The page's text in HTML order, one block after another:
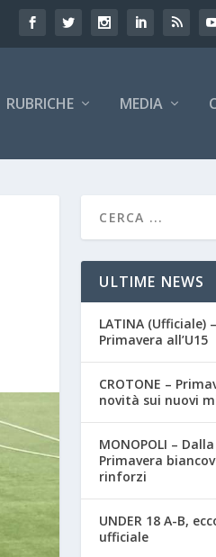
RUBRICHE MEDIA
ULTIME NEWS
LATINA (Ufficiale)
Primavera all’U15
CROTONE –
novità sui nuovi
MONOPOLI –
Primavera
rinforzi
UNDER 18 A-B,
ufficiale